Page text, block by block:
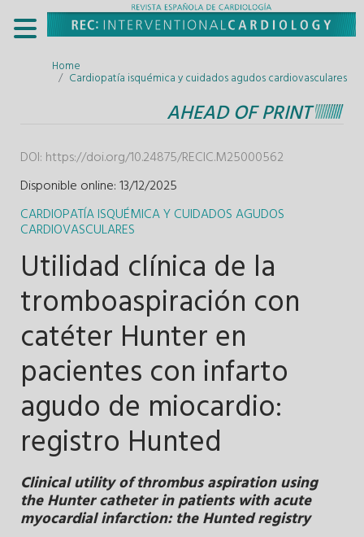
Home
Cardiopatía isquémica y cuidados agudos cardiovasculares
AHEAD OF PRINT
DOI: https://doi.org/10.24875/RECIC.M25000562
Disponible online: 13/12/2025
CARDIOPATÍA ISQUÉMICA Y CUIDADOS AGUDOS
CARDIOVASCULARES
Utilidad clínica de la
tromboaspiración con
catéter Hunter en
pacientes con infarto
agudo de miocardio:
registro Hunted
Clinical utility of thrombus aspiration using
the Hunter catheter in patients with acute
myocardial infarction: the Hunted registry